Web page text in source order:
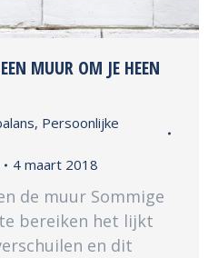
MUUR OM JE HEEN
, Persoonlijke
4 maart 2018
de muur Sommige
bereiken het lijkt
en dit